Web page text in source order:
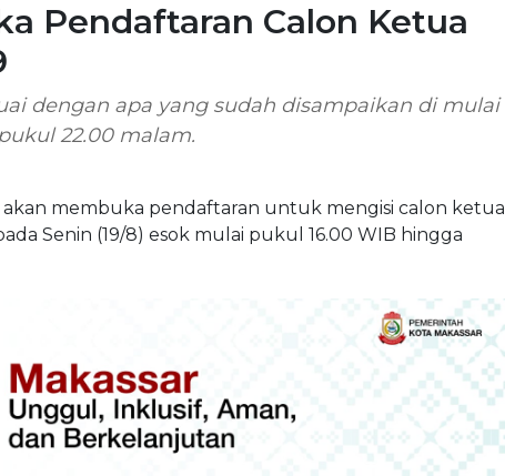
Pendaftaran Calon Ketua
dengan apa yang sudah disampaikan di mulai
22.00 malam.
akan membuka pendaftaran untuk mengisi calon ketua
Senin (19/8) esok mulai pukul 16.00 WIB hingga